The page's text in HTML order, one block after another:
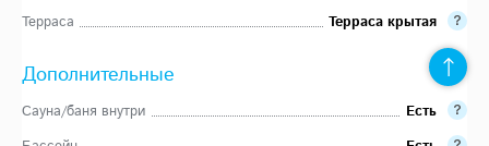
Терраса
Терраса крытая
Дополнительные
Сауна/баня внутри
Есть